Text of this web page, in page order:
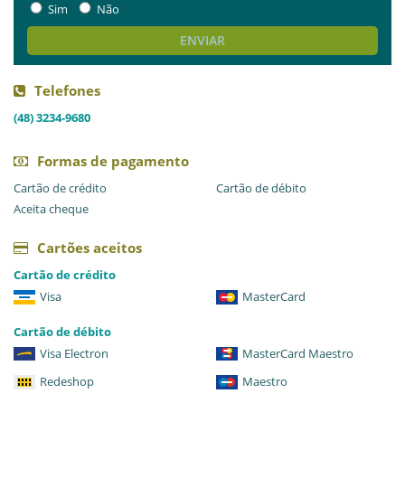
Sim
Não
ENVIAR
Telefones
(48) 3234-9680
Formas de pagamento
Cartão de crédito
Cartão de débito
Aceita cheque
Cartões aceitos
Cartão de crédito
Visa
MasterCard
Cartão de débito
Visa Electron
MasterCard Maestro
Redeshop
Maestro